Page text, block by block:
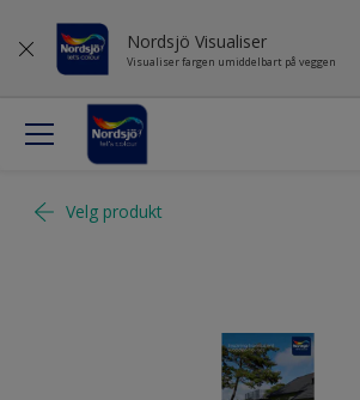
Nordsjö Visualiser
Visualiser fargen umiddelbart på veggen
Velg produkt